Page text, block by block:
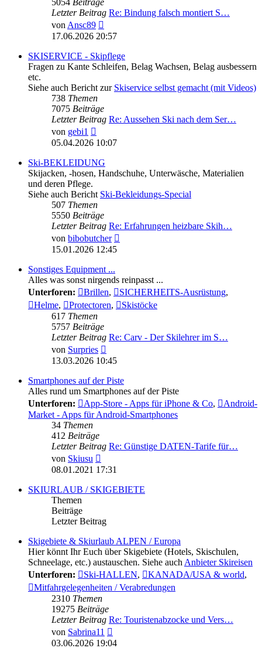
5054 Beiträge
Letzter Beitrag Re: Bindung falsch montiert S…
vonAnsc89
Beitrag
17.06.2026 20:57
SKISERVICE - Skipflege
Fragen zu Kante Schleifen, Belag Wachsen, Belag ausbessern
etc.
Siehe auch Bericht zur Skiservice selbst gemacht (mit Videos)
738 Themen
7075 Beiträge
Letzter Beitrag Re: Aussehen Ski nach dem Ser…
von gebi1
Beitrag
05.04.2026 10:07
Ski-BEKLEIDUNG
Skijacken, -hosen, Handschuhe, Unterwäsche, Materialien
und deren Pflege.
Siehe auch Bericht Ski-Bekleidungs-Special
507 Themen
5550 Beiträge
Letzter Beitrag Re: Erfahrungen heizbare Skih…
von bibobutcher
15.01.2026 12:45
Sonstiges Equipment ...
Alles was sonst nirgends reinpasst ...
Unterforen:
Brillen, SICHERHEITS-Ausrüstung,
Helme, Protectoren,
Skistöcke
617 Themen
5757 Beiträge
Letzter Beitrag Re: Carv - Der Skilehrer im S…
von Surpries
Beitrag
13.03.2026 10:45
Smartphones auf der Piste
Alles rund um Smartphones auf der Piste
Unterforen:
App-Store - Apps für iPhone & Co,
Android-
Market - Apps für Android-Smartphones
34 Themen
412 Beiträge
Letzter Beitrag Re: Günstige DATEN-Tarife für…
von Skiusu
Beitrag
08.01.2021 17:31
SKIURLAUB / SKIGEBIETE
Themen
Beiträge
Letzter Beitrag
Skigebiete & Skiurlaub ALPEN / Europa
Hier könnt Ihr Euch über Skigebiete (Hotels, Skischulen,
Schneelage, etc.) austauschen. Siehe auchAnbieter Skireisen
Unterforen:
Ski-HALLEN, KANADA/USA & world,
Mitfahrgelegenheiten / Verabredungen
2310 Themen
19275 Beiträge
Letzter Beitrag Re: Touristenabzocke und Vers…
von Sabrina11
Beitrag
03.06.2026 19:04